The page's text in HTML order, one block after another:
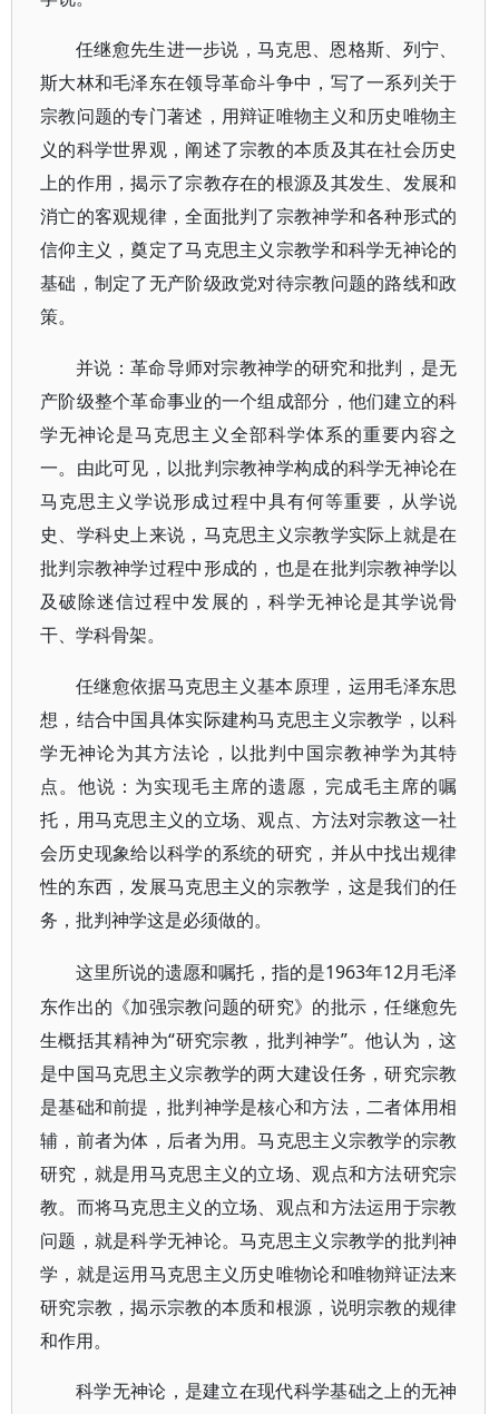
任继愈先生进一步说，马克思、恩格斯、列宁、
斯大林和毛泽东在领导革命斗争中，写了一系列关于
宗教问题的专门著述，用辩证唯物主义和历史唯物主
义的科学世界观，阐述了宗教的本质及其在社会历史
上的作用，揭示了宗教存在的根源及其发生、发展和
消亡的客观规律，全面批判了宗教神学和各种形式的
信仰主义，奠定了马克思主义宗教学和科学无神论的
基础，制定了无产阶级政党对待宗教问题的路线和政
策。
并说：革命导师对宗教神学的研究和批判，是无
产阶级整个革命事业的一个组成部分，他们建立的科
学无神论是马克思主义全部科学体系的重要内容之
一。由此可见，以批判宗教神学构成的科学无神论在
马克思主义学说形成过程中具有何等重要，从学说
史、学科史上来说，马克思主义宗教学实际上就是在
批判宗教神学过程中形成的，也是在批判宗教神学以
及破除迷信过程中发展的，科学无神论是其学说骨
干、学科骨架。
任继愈依据马克思主义基本原理，运用毛泽东思
想，结合中国具体实际建构马克思主义宗教学，以科
学无神论为其方法论，以批判中国宗教神学为其特
点。他说：为实现毛主席的遗愿，完成毛主席的嘱
托，用马克思主义的立场、观点、方法对宗教这一社
会历史现象给以科学的系统的研究，并从中找出规律
性的东西，发展马克思主义的宗教学，这是我们的任
务，批判神学这是必须做的。
这里所说的遗愿和嘱托，指的是1963年12月毛泽
东作出的《加强宗教问题的研究》的批示，任继愈先
生概括其精神为“研究宗教，批判神学”。他认为，这
是中国马克思主义宗教学的两大建设任务，研究宗教
是基础和前提，批判神学是核心和方法，二者体用相
辅，前者为体，后者为用。马克思主义宗教学的宗教
研究，就是用马克思主义的立场、观点和方法研究宗
教。而将马克思主义的立场、观点和方法运用于宗教
问题，就是科学无神论。马克思主义宗教学的批判神
学，就是运用马克思主义历史唯物论和唯物辩证法来
研究宗教，揭示宗教的本质和根源，说明宗教的规律
和作用。
科学无神论，是建立在现代科学基础之上的无神